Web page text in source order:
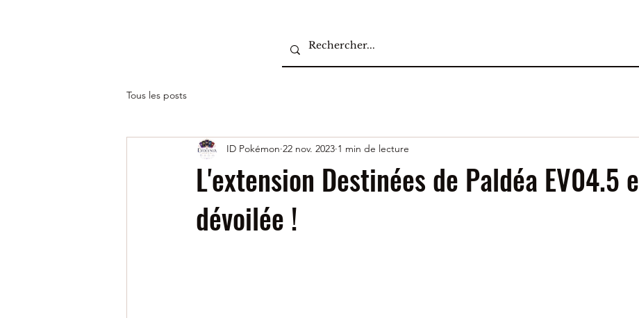
Tous les posts
L'extension Destinées de Paldéa EV04.5
dévoilée !
ID Pokémon 22 nov. 2023 1 min de lecture